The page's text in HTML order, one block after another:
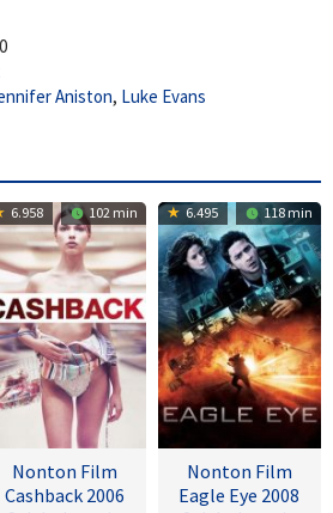
Aniston, Luke Evans
6.958 102 min
Nonton Film
Cashback 2006
6.495 118 min
Nonton Film
Eagle Eye 2008